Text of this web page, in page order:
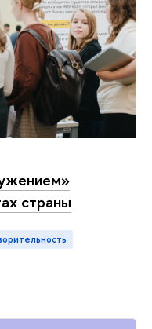
страны